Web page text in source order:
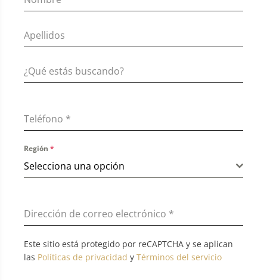
Teléfono *
Región *
Selecciona una opción
Dirección de correo electrónico *
Este sitio está protegido por reCAPTCHA y se aplican
las Políticas de privacidad y Términos del servicio